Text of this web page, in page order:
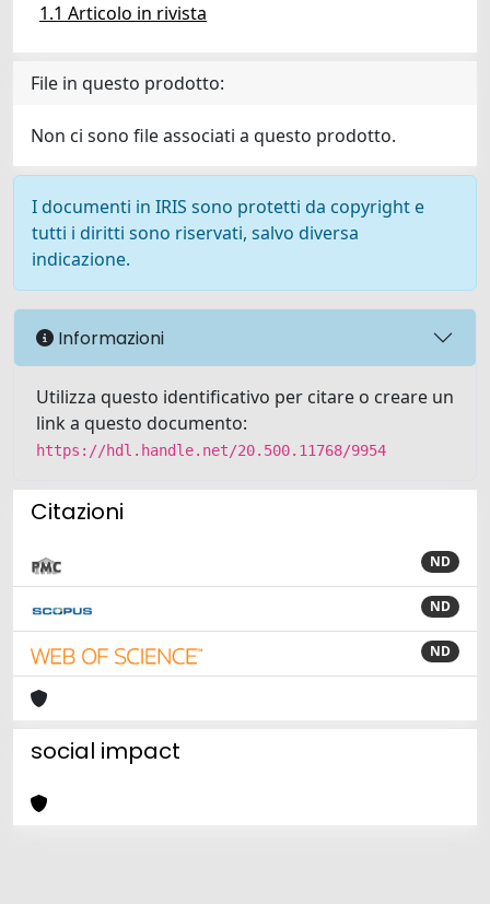
1.1 Articolo in rivista
File in questo prodotto:
Non ci sono file associati a questo prodotto.
I documenti in IRIS sono protetti da copyright e
tutti i diritti sono riservati, salvo diversa
indicazione.
Informazioni
Utilizza questo identificativo per citare o creare un
link a questo documento:
https://hdl.handle.net/20.500.11768/9954
Citazioni
ND
ND
ND
social impact